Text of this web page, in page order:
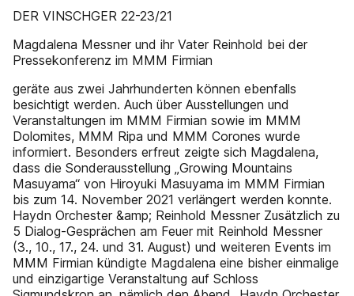
DER VINSCHGER 22-23/21
Magdalena Messner und ihr Vater Reinhold bei der
Pressekonferenz im MMM Firmian
geräte aus zwei Jahrhunderten können ebenfalls
besichtigt werden. Auch über Ausstellungen und
Veranstaltungen im MMM Firmian sowie im MMM
Dolomites, MMM Ripa und MMM Corones wurde
informiert. Besonders erfreut zeigte sich Magdalena,
dass die Sonderausstellung „Growing Mountains
Masuyama“ von Hiroyuki Masuyama im MMM Firmian
bis zum 14. November 2021 verlängert werden konnte.
Haydn Orchester &amp; Reinhold Messner Zusätzlich zu
5 Dialog-Gesprächen am Feuer mit Reinhold Messner
(3., 10., 17., 24. und 31. August) und weiteren Events im
MMM Firmian kündigte Magdalena eine bisher einmalige
und einzigartige Veranstaltung auf Schloss